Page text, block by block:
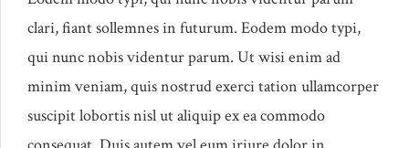
clari, fiant sollemnes in futurum. Eodem modo typi,
qui nunc nobis videntur parum. Ut wisi enim ad
minim veniam, quis nostrud exerci tation ullamcorper
suscipit lobortis nisl ut aliquip ex ea commodo